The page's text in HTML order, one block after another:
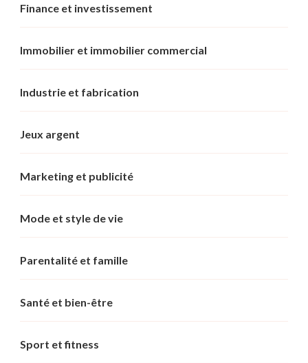
Finance et investissement
Immobilier et immobilier commercial
Industrie et fabrication
Jeux argent
Marketing et publicité
Mode et style de vie
Parentalité et famille
Santé et bien-être
Sport et fitness